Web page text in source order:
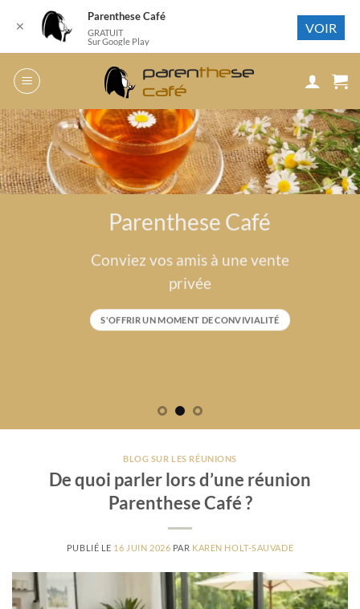
Parenthese Café
Conviez vos amis à une vente
privée
S'OFFRIR UN MOMENT DE CONVIVIALITÉ
BLOG SUR LES RÉUNIONS
De quoi parler lors d’une réunion
Parenthese Café ?
PUBLIÉ LE 16 JUIN 2026 PAR KAREN HOLT-SAUVADE
✕
Parenthese Café
GRATUIT
Sur Google Play
VOIR